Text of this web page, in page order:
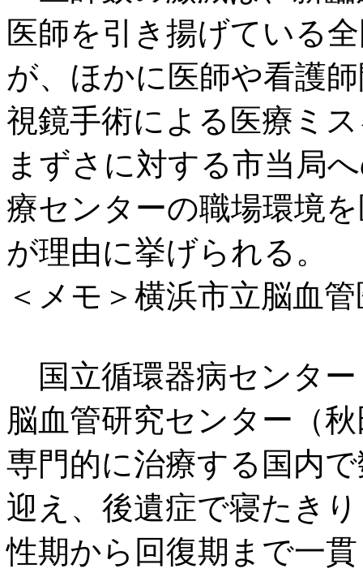
医師を引き揚げている
が、ほかに医師や看護
視鏡手術による医療ミ
まずさに対する市当局
療センターの職場環境
が理由に挙げられる。
＜メモ＞横浜市立脳血
国立循環器病センター
脳血管研究センター（
専門的に治療する国内
迎え、後遺症で寝たき
性期から回復期まで一